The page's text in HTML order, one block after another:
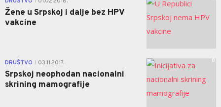
Žene u Srpskoj i dalje bez HPV
vakcine
DRUŠTVO 03.11.2017.
Srpskoj neophodan nacionalni
skrining mamografije
0